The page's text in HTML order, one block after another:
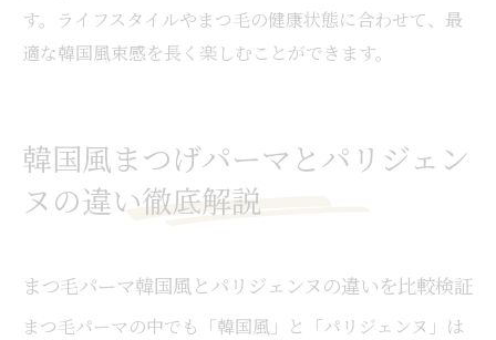
す。ライフスタイルやまつ毛の健康状態に合わせて、最
適な韓国風束感を長く楽しむことができます。
韓国風まつげパーマとパリジェン
ヌの違い徹底解説
まつ毛パーマ韓国風とパリジェンヌの違いを比較検証
まつ毛パーマの中でも「韓国風」と「パリジェンヌ」は